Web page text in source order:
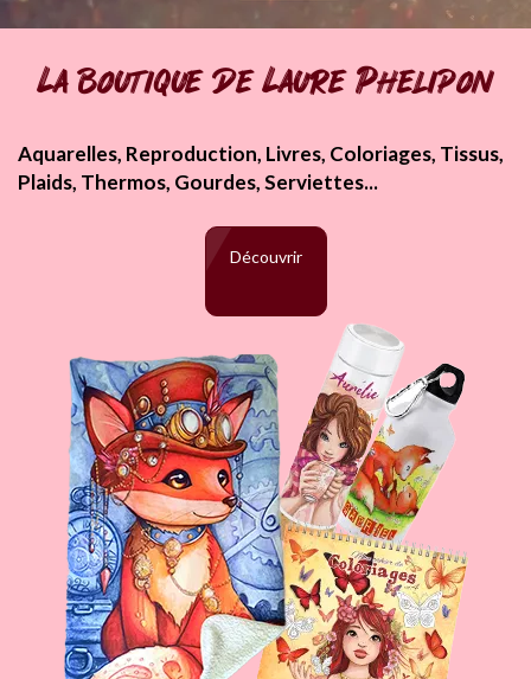
La boutique de Laure Phelipon
Aquarelles, Reproduction, Livres, Coloriages, Tissus,
Plaids, Thermos, Gourdes, Serviettes...
Découvrir